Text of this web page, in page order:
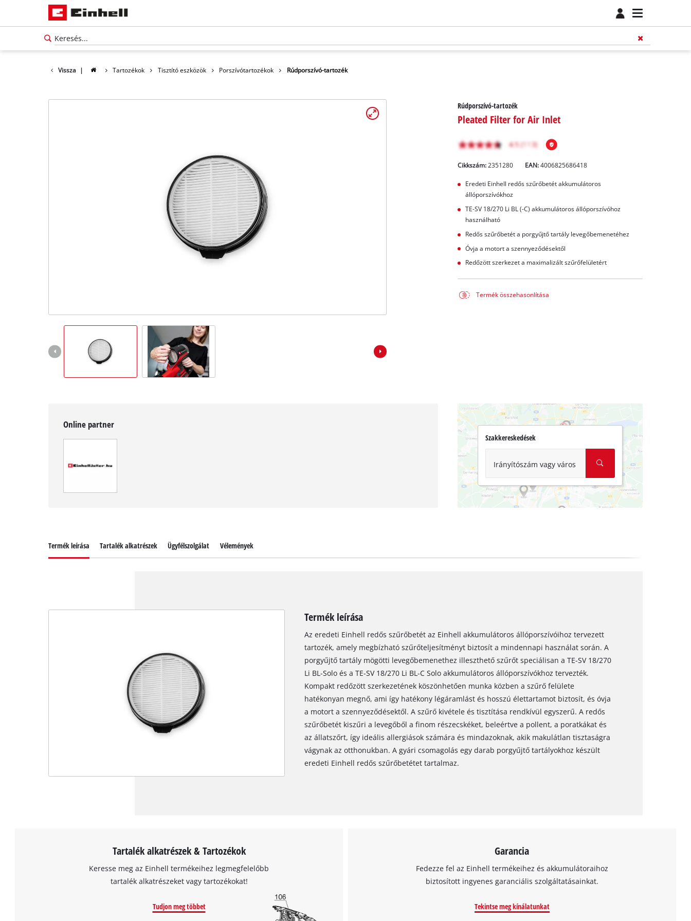
Vissza | Tartozékok Tisztító eszközök Porszívótartozékok Rúdporszívó-tartozék
Rúdporszívó-tartozék
Pleated Filter for Air Inlet
Cikkszám: 2351280 EAN:4006825686418
Eredeti Einhell redős szűrőbetét akkumulátoros
állóporszívókhoz
TE-SV 18/270 Li BL (-C) akkumulátoros állóporszívóhoz
használható
Redős szűrőbetét a porgyűjtő tartály levegőbemenetéhez
Óvja a motort a szennyeződésektől
Redőzött szerkezet a maximalizált szűrőfelületért
Termék összehasonlítása
Online partner
Szakkereskedések
Irányítószám vagy város
A Google Maps szolgáltatás betöltéséhez
Termék leírása Tartalék alkatrészek Ügyfélszolgálat Vélemények
Termék leírása
Az eredeti Einhell redős szűrőbetét az Einhell akkumulátoros állóporszívóihoz tervezett
tartozék, amely megbízható szűrőteljesítményt biztosít a mindennapi használat során. A
porgyűjtő tartály mögötti levegőbemenethez illeszthető szűrőt speciálisan a TE-SV 18/270
Li BL-Solo és a TE-SV 18/270 Li BL-C Solo akkumulátoros állóporszívókhoz tervezték.
Kompakt redőzött szerkezetének köszönhetően munka közben a szűrő felülete
hatékonyan megnő, ami így hatékony légáramlást és hosszú élettartamot biztosít, és óvja
a motort a szennyeződésektől. A szűrő kivétele és tisztítása rendkívül egyszerű. A redős
szűrőbetét kiszűri a levegőből a finom részecskéket, beleértve a pollent, a poratkákat és
az állatszőrt, így ideális allergiások számára és mindazoknak, akik makulátlan tisztaságra
vágynak az otthonukban. A gyári csomagolás egy darab porgyűjtő tartályokhoz készült
eredeti Einhell redős szűrőbetétet tartalmaz.
Tartalék alkatrészek & Tartozékok
Keresse meg az Einhell termékeihez legmegfelelőbb
tartalék alkatrészeket vagy tartozékokat!
Tudjon meg többet
Garancia
Fedezze fel az Einhell termékeihez és akkumulátoraihoz
biztosított ingyenes garanciális szolgáltatásainkat.
Tekintse meg kínálatunkat